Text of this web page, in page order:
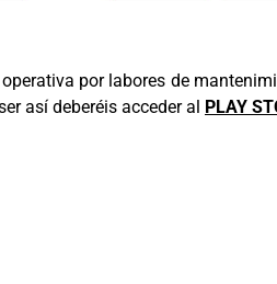
por labores de
así deberéis acceder al
PLAY